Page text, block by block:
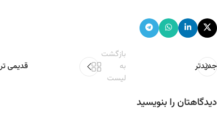
جدیدتر
بازگشت
به
لیست
قدیمی تر
دیدگاهتان را بنویسید